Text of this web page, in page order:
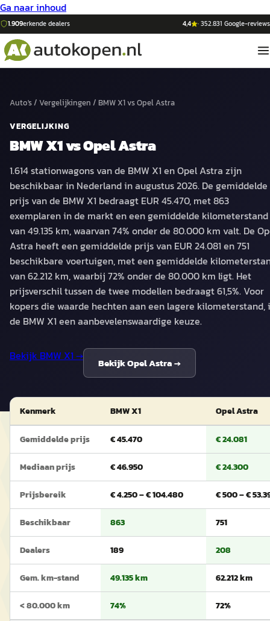
Ga naar inhoud
1.909erkende dealers 4,4 ·352.831 Google-reviews
Auto's/ Vergelijkingen / BMW X1vsOpel Astra
VERGELIJKING
BMW X1vsOpel Astra
1.614 stationwagons van de BMW X1 en Opel Astra zijn
beschikbaar in Nederland in augustus 2026. De gemiddelde
prijs van de BMW X1 bedraagt EUR 45.470, met 863
exemplaren in de markt en een gemiddelde kilometerstand
van 49.135 km, waarvan 74% onder de 80.000 km valt. De
Astra heeft een gemiddelde prijs van EUR 24.081 en 751
beschikbare voertuigen, met een gemiddelde
van 62.212 km, waarbij 72% onder de 80.000 km ligt. Het
prijsverschil tussen de twee modellen bedraagt 61,5%. Voor
kopers die waarde hechten aan een lagere kilometerstand,
de BMW X1 een aanbevelenswaardige keuze.
Bekijk BMW X1 →
BekijkOpel Astra→
Kenmerk BMW X1 Opel Astra
Gemiddelde prijs € 45.470 € 24.081
Mediaan prijs € 46.950 € 24.300
Prijsbereik € 4.250 – € 104.480 € 500 – €
Beschikbaar 863 751
Dealers 189 208
Gem. km-stand 49.135 km 62.212 km
< 80.000 km 74% 72%